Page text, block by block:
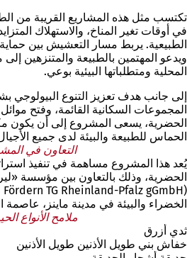
تكتسب مثل هذه المشاريع القريبة من
في أوقات تغير المناخ، والاستهلاك
الطبيعية. يربط مسار التعشيش بين حماية
ويدعو المهتمين بالطبيعة والمتنزهين إلى
المحلية ومتطلباتها البيئية بوعي.
إلى جانب هدف تعزيز التنوع البيولوجي
المجموعات السكانية القائمة، وفتح
الحضرية، يسعى المشروع إلى أن يكون
الحماس للطبيعة والبيئة لدى جميع
التعاون في
يُعد هذا المشروع مساهمة في تنفيذ
الخضراء والبيئة في مدينة ماينز، عاصمة
ملامح الأنواع
ثدي أزرق
خفاش بني طويل الأذنين طويل الأذنين